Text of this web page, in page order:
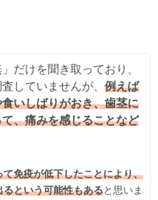
だけを聞き取っており、
していませんが、 例えば
いしばりがおき、歯茎に
、痛みを感じることなど
免疫が低下したことにより、
という可能性もあると思いま